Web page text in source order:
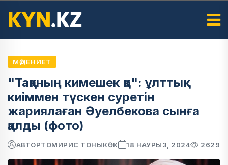
МӘДЕНИЕТ
"Таққаның кимешек қо": ұлттық
киіммен түскен суретін
жариялаған Әуелбекова сынға
қалды (фото)
АВТОРТОМИРИС ТОНЫКӨК 18 НАУРЫЗ, 2024 2629